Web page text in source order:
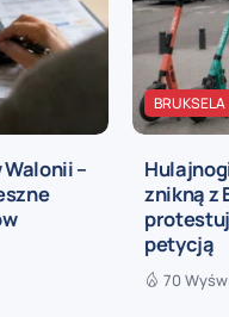
–
BRUKSELA
znikną z
petycją
70